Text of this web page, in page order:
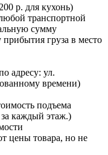
р. для кухонь)
транспортной
сумму
прибытия груза в место
адресу: ул.
времени)
подъема
за каждый этаж.)
цены товара, но не